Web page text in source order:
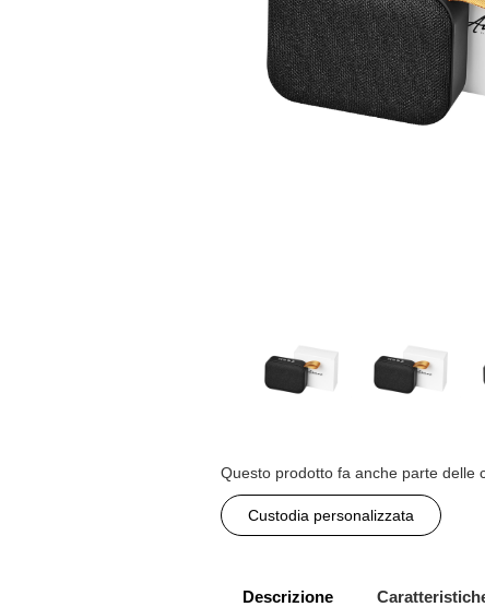
Questo prodotto fa anche parte delle
Custodia personalizzata
Descrizione